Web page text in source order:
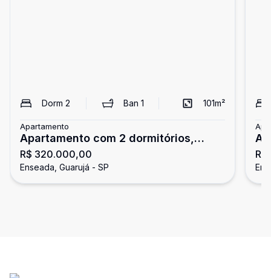
Dorm 2 Ban 1 101m²
Apartamento
Apartamento com 2 dormitórios,
Enseada, Guarujá
R$ 320.000,00
Enseada, Guarujá - SP